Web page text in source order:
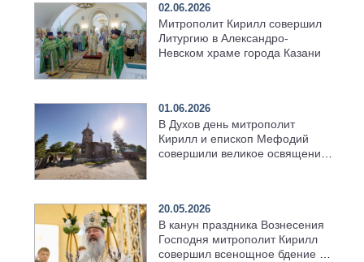
02.06.2026
Митрополит Кирилл совершил
Литургию в Александро-
Невском храме города Казани
01.06.2026
В Духов день митрополит
Кирилл и епископ Мефодий
совершили великое освящение
20.05.2026
В канун праздника Вознесения
Господня митрополит Кирилл
совершил всенощное бдение в